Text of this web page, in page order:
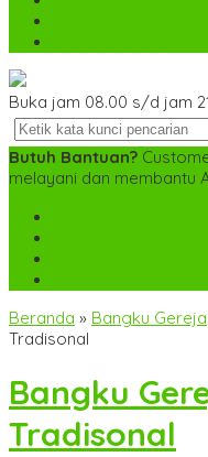
Buka jam 08.00 s/d jam
Butuh Bantuan?
melayani dan membantu
Beranda » Bangku Gereja
Tradisonal
Bangku
Tradisonal